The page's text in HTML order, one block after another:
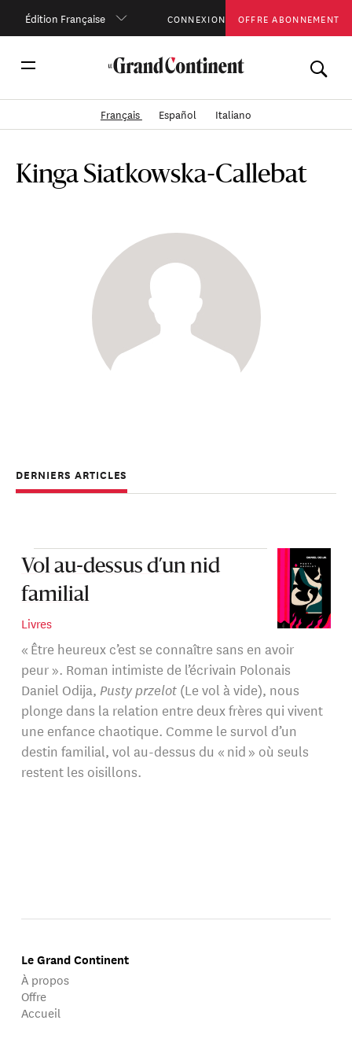
Édition Française CONNEXION OFFRE ABONNEMENT
Français Español Italiano
Kinga Siatkowska-Callebat
DERNIERS ARTICLES
Vol au-dessus d’un nid
familial
Livres
« Être heureux c’est se connaître sans en avoir
peur ». Roman intimiste de l’écrivain Polonais
Daniel Odija, Pusty przelot(Le vol à vide), nous
plonge dans la relation entre deux frères qui vivent
une enfance chaotique. Comme le survol d’un
destin familial, vol au-dessus du « nid » où seuls
restent les oisillons.
Le Grand Continent
À propos
Offre
Accueil